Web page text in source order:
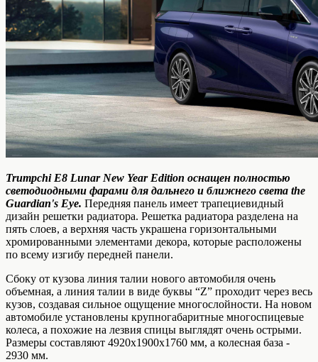
Trumpchi E8 Lunar New Year Edition оснащен полностью
светодиодными фарами для дальнего и ближнего света the
Guardian's Eye. Передняя панель имеет трапециевидный
дизайн решетки радиатора. Решетка радиатора разделена на
пять слоев, а верхняя часть украшена горизонтальными
хромированными элементами декора, которые расположены
по всему изгибу передней панели.
Сбоку от кузова линия талии нового автомобиля очень
объемная, а линия талии в виде буквы “Z” проходит через весь
кузов, создавая сильное ощущение многослойности. На новом
автомобиле установлены крупногабаритные многоспицевые
колеса, а похожие на лезвия спицы выглядят очень острыми.
Размеры составляют 4920x1900x1760 мм, а колесная база -
2930 мм.